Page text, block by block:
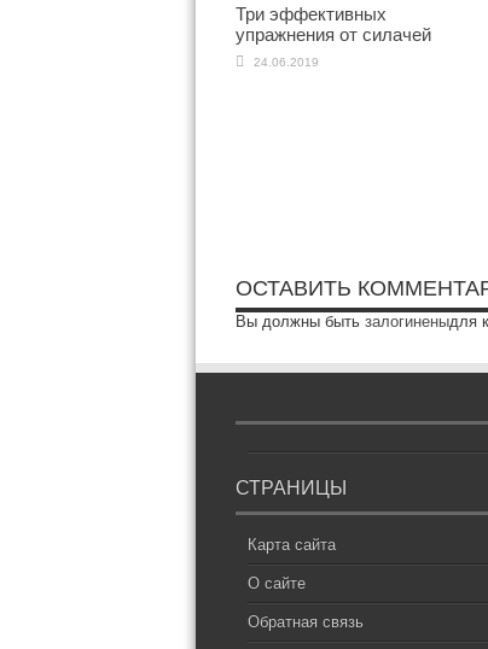
Три эффективных
упражнения от силачей
24.06.2019
ОСТАВИТЬ
Вы должны быть залогиненыдля
СТРАНИЦЫ
Карта сайта
О сайте
Обратная связь